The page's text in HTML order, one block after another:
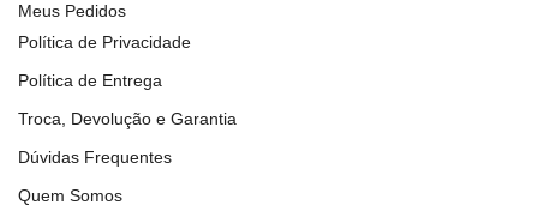
Meus Pedidos
Política de Privacidade
Política de Entrega
Troca, Devolução e Garantia
Dúvidas Frequentes
Quem Somos